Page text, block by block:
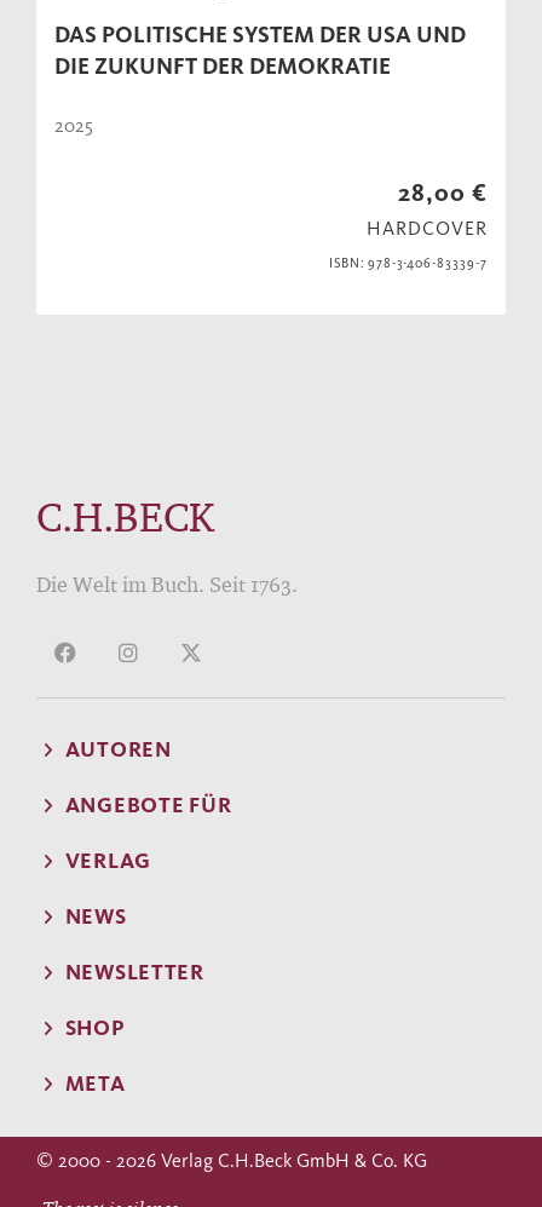
DAS POLITISCHE SYSTEM DER USA UND
DIE ZUKUNFT DER DEMOKRATIE
2025
28,00 €
HARDCOVER
ISBN: 978-3-406-83339-7
C.H.BECK
Die Welt im Buch. Seit 1763.
AUTOREN
ANGEBOTE FÜR
VERLAG
NEWS
NEWSLETTER
SHOP
META
© 2000 - 2026 Verlag C.H.Beck GmbH & Co. KG